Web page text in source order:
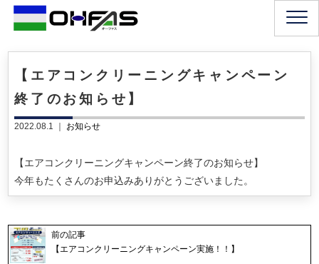
【エアコンクリーニングキャンペーン
終了のお知らせ】
2022.08.1 ｜ お知らせ
【エアコンクリーニングキャンペーン終了のお知らせ】
今年もたくさんのお申込みありがとうございました。
前の記事
【エアコンクリーニングキャンペーン実施！！】